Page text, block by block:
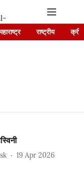
राष्ट्रीय
19 Apr 2026